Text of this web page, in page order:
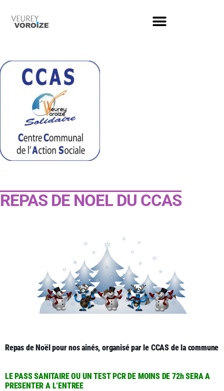
REPAS DE NOEL DU CCAS
Repas de Noël pour nos ainés, organisé par le CCAS de la commune
LE PASS SANITAIRE OU UN TEST PCR DE MOINS DE 72h SERA A
PRESENTER A L’ENTREE